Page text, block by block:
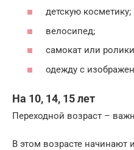
детскую косметику;
велосипед;
самокат или
одежду с
На 10, 14, 15 лет
Переходной возраст –
В этом возрасте начинают